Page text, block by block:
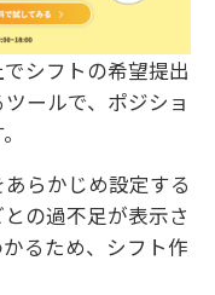
シフトの希望提出
ールで、ポジショ
らかじめ設定する
の過不足が表示さ
るため、シフト作